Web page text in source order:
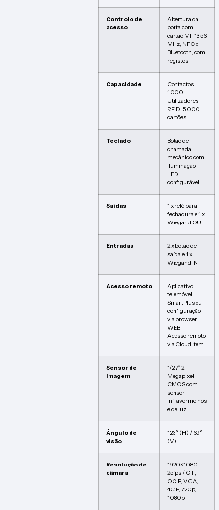
Controlo de
acesso
Abertura da
porta com
cartão MF 13.56
MHz, NFC e
Bluetooth, com
registos
Capacidade
Contactos:
1.000
Utilizadores
RFID: 5.000
cartões
Teclado
Botão de
chamada
mecânico com
iluminação
LED
configurável
Saídas
1 x relé para
fechadura e 1 x
Wiegand OUT
Entradas
2 x botão de
saída e 1 x
Wiegand IN
Acesso remoto
Aplicativo
telemóvel
SmartPlus ou
configuração
via browser
WEB
Acesso remoto
via Cloud: tem
Sensor de
imagem
1/2.7″ 2
Megapixel
CMOS com
sensor
infravermelhos
e de luz
Ângulo de
visão
123° (H) / 69°
(V)
Resolução de
câmara
1920×1080 –
25fps / CIF,
QCIF, VGA,
4CIF, 720p,
1080p